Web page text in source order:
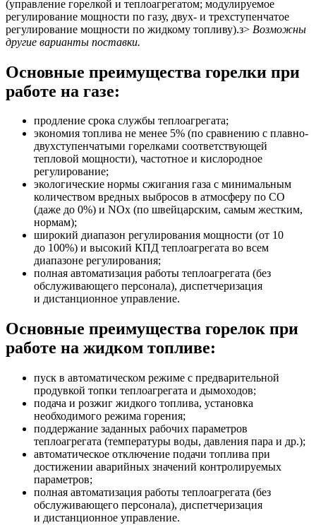
(управление горелкой и теплоагрегатом; модулируемое
регулирование мощности по газу, двух- и трехступенчатое
регулирование мощности по жидкому топливу).з> Возможны
другие варианты поставки.
Основные преимущества горелки при
работе на газе:
продление срока службы теплоагрегата;
экономия топлива не менее 5% (по сравнению с плавно-
двухступенчатыми горелками соответствующей
тепловой мощности), частотное и кислородное
регулирование;
экологические нормы сжигания газа с минимальным
количеством вредных выбросов в атмосферу по СО
(даже до 0%) и NОx (по швейцарским, самым жестким,
нормам);
широкий диапазон регулирования мощности (от 10
до 100%) и высокий КПД теплоагрегата во всем
диапазоне регулирования;
полная автоматизация работы теплоагрегата (без
обслуживающего персонала), диспетчеризация
и дистанционное управление.
Основные преимущества горелок при
работе на жидком топливе:
пуск в автоматическом режиме с предварительной
продувкой топки теплоагрегата и дымоходов;
подача и розжиг жидкого топлива, установка
необходимого режима горения;
поддержание заданных рабочих параметров
теплоагрегата (температуры воды, давления пара и др.);
автоматическое отключение подачи топлива при
достижении аварийных значений контролируемых
параметров;
полная автоматизация работы теплоагрегата (без
обслуживающего персонала), диспетчеризация
и дистанционное управление.